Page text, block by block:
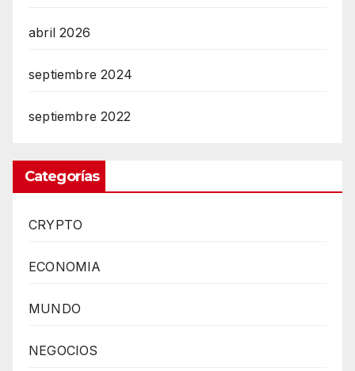
abril 2026
septiembre 2024
septiembre 2022
Categorías
CRYPTO
ECONOMIA
MUNDO
NEGOCIOS